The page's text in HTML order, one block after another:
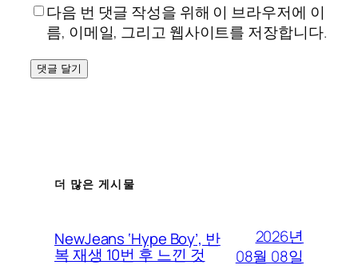
다음 번 댓글 작성을 위해 이 브라우저에 이
름, 이메일, 그리고 웹사이트를 저장합니다.
더 많은 게시물
NewJeans ‘Hype Boy’, 반
복 재생 10번 후 느낀 것
2026년
08월 08일